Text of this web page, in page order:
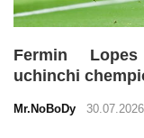
Fermin Lopes
uchinchi
Mr.NoBoDy